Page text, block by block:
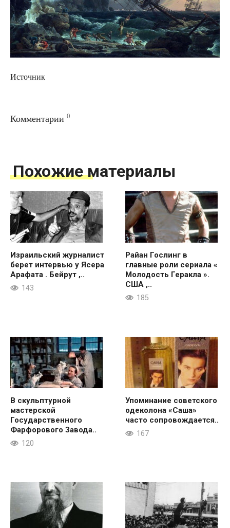
Источник
Комментарии 0
Похожие материалы
Израильский журналист
берет интервью у Ясера
Арафата . Бейрут ,..
143
Райан Гослинг в
главные роли сериала «
Молодость Геракла ».
США ,..
185
В скульптурной
мастерской
Государственного
Фарфорового Завода..
120
Упоминание советского
одеколона «Саша»
часто сопровождается..
167